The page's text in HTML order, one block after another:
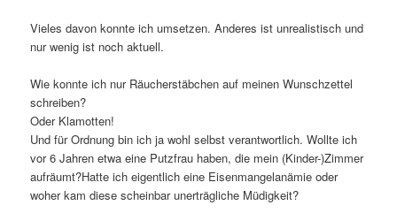
Vieles davon konnte ich umsetzen. Anderes ist unrealistisch und
nur wenig ist noch aktuell.
Wie konnte ich nur Räucherstäbchen auf meinen Wunschzettel
schreiben?
Oder Klamotten!
Und für Ordnung bin ich ja wohl selbst verantwortlich. Wollte ich
vor 6 Jahren etwa eine Putzfrau haben, die mein (Kinder-)Zimmer
aufräumt?Hatte ich eigentlich eine Eisenmangelanämie oder
woher kam diese scheinbar unerträgliche Müdigkeit?